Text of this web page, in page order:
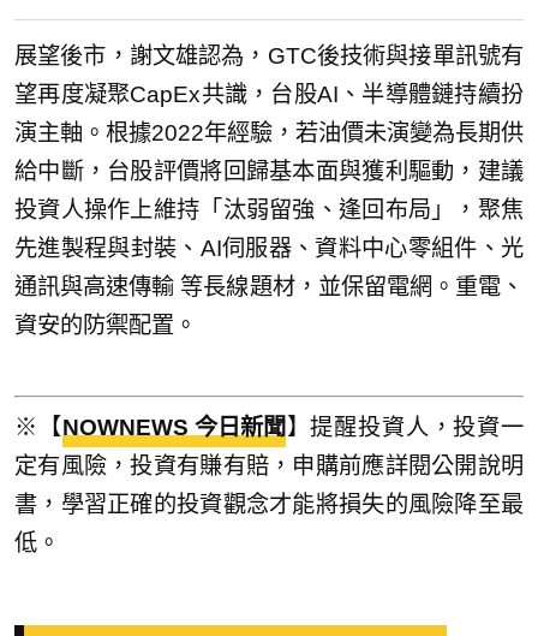
展望後市，謝文雄認為，GTC後技術與接單訊號有
望再度凝聚CapEx共識，台股AI、半導體鏈持續扮
演主軸。根據2022年經驗，若油價未演變為長期供
給中斷，台股評價將回歸基本面與獲利驅動，建議
投資人操作上維持「汰弱留強、逢回布局」，聚焦
先進製程與封裝、AI伺服器、資料中心零組件、光
通訊與高速傳輸 等長線題材，並保留電網。重電、
資安的防禦配置。
※【NOWNEWS 今日新聞】提醒投資人，投資一
定有風險，投資有賺有賠，申購前應詳閱公開說明
書，學習正確的投資觀念才能將損失的風險降至最
低。